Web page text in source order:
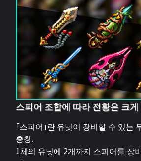
스피어 조합에 따라 전황은 크게
「스피어」란 유닛이 장비할 수 있는
총칭.
1체의 유닛에 2개까지 스피어를 장